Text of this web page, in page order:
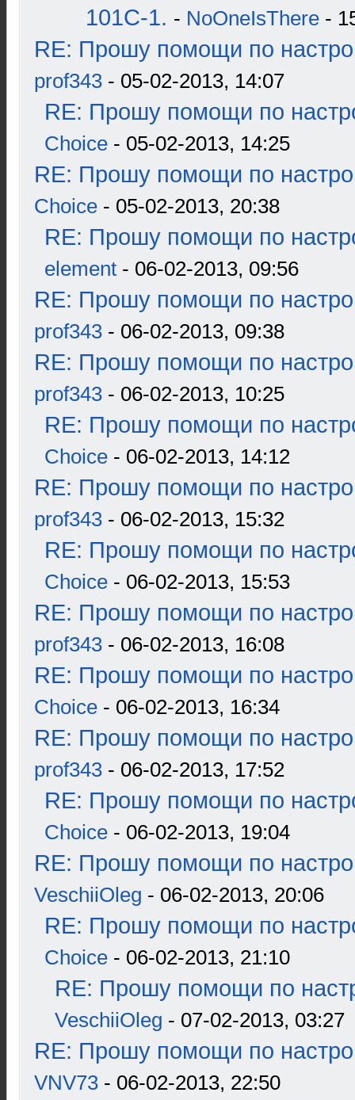
101С-1. - NoOneIsThere -
RE: Прошу помощи по
prof343 - 05-02-2013, 14:07
RE: Прошу помощи по
Choice - 05-02-2013, 14:25
RE: Прошу помощи по
Choice - 05-02-2013, 20:38
RE: Прошу помощи по
element - 06-02-2013, 09:56
RE: Прошу помощи по
prof343 - 06-02-2013, 09:38
RE: Прошу помощи по
prof343 - 06-02-2013, 10:25
RE: Прошу помощи по
Choice - 06-02-2013, 14:12
RE: Прошу помощи по
prof343 - 06-02-2013, 15:32
RE: Прошу помощи по
Choice - 06-02-2013, 15:53
RE: Прошу помощи по
prof343 - 06-02-2013, 16:08
RE: Прошу помощи по
Choice - 06-02-2013, 16:34
RE: Прошу помощи по
prof343 - 06-02-2013, 17:52
RE: Прошу помощи по
Choice - 06-02-2013, 19:04
RE: Прошу помощи по
VeschiiOleg - 06-02-2013, 20:06
RE: Прошу помощи по
Choice - 06-02-2013, 21:10
RE: Прошу помощи по
VeschiiOleg - 07-02-2013, 03:27
RE: Прошу помощи по
VNV73 - 06-02-2013, 22:50